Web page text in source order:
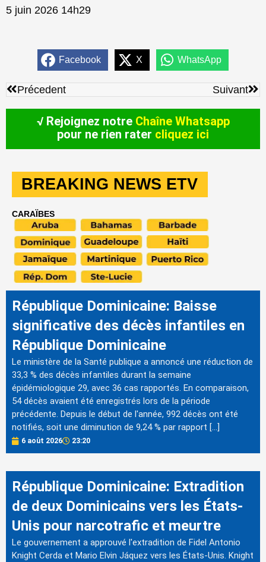
5 juin 2026 14h29
Facebook X WhatsApp
Précédent
Précedent Suivant
√ Rejoignez notre Chaîne Whatsapp
pour ne rien rater cliquez ici
BREAKING NEWS ETV
CARAÏBES
République Dominicaine: Baisse
significative des décès infantiles en
République Dominicaine
Le ministère de la Santé publique a annoncé une réduction de
33,3 % des décès infantiles durant la semaine
épidémiologique 29, avec 36 cas rapportés. En comparaison,
54 décès avaient été enregistrés lors de la période
précédente. Depuis le début de l'année, 992 décès ont été
notifiés, soit une diminution de 9,24 % par rapport […]
6 août 2026 23:20
République Dominicaine: Extradition
de deux Dominicains vers les États-
Unis pour narcotrafic et meurtre
Le gouvernement a approuvé l'extradition de Fidel Antonio
Knight Cerda et Mario Elvin Jáquez vers les États-Unis. Knight